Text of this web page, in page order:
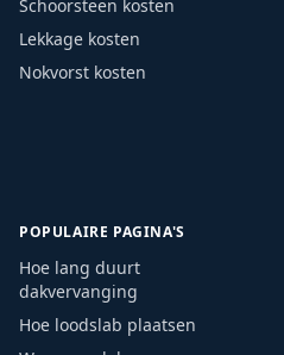
Schoorsteen kosten
Lekkage kosten
Nokvorst kosten
POPULAIRE PAGINA'S
Hoe lang duurt
dakvervanging
Hoe loodslab plaatsen